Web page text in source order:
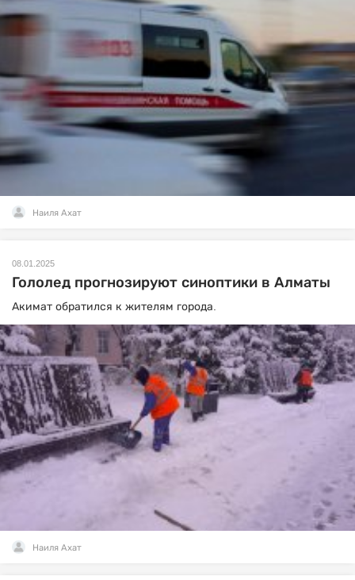
Наиля Ахат
08.01.2025
Гололед прогнозируют синоптики в Алматы
Акимат обратился к жителям города.
Наиля Ахат